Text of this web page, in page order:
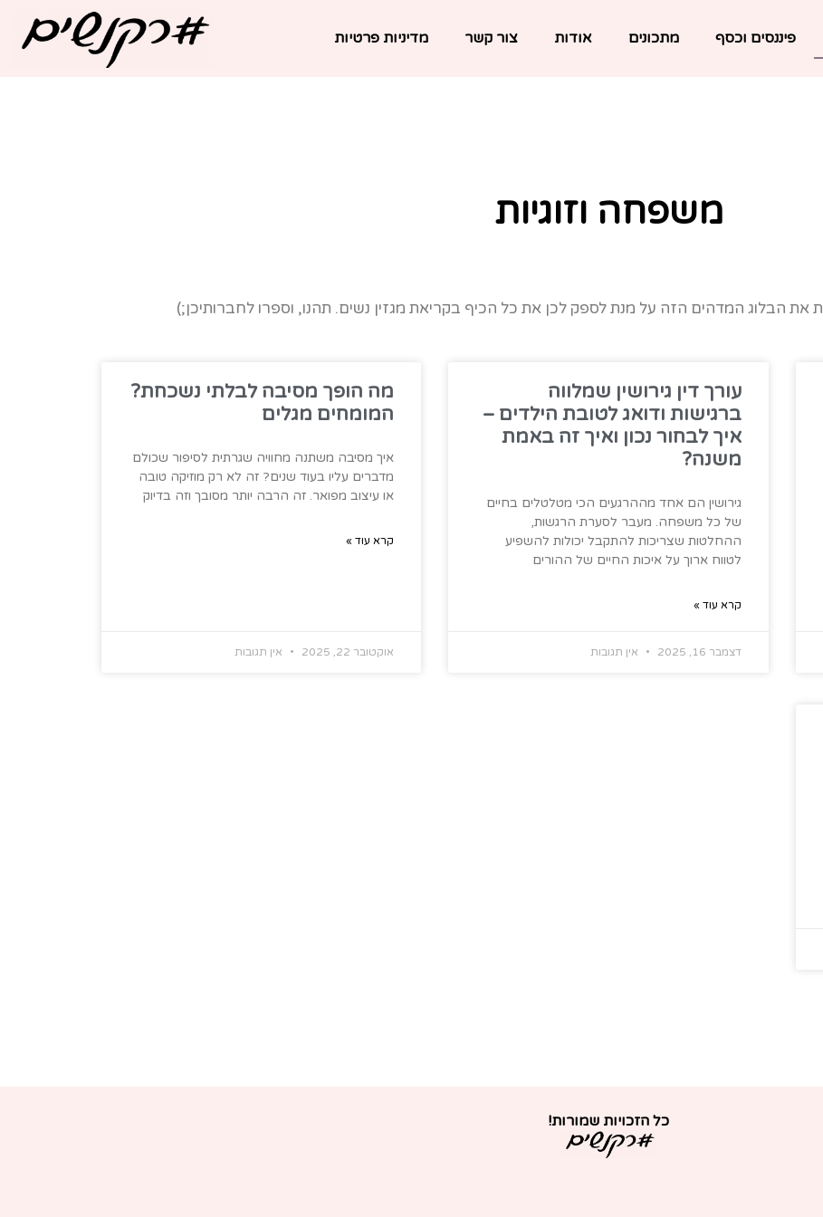
פיננסים וכסף מתכונים אודות צור קשר מדיניות פרטיות
משפחה וזוגיות
את הבלוג המדהים הזה על מנת לספק לכן את כל הכיף בקריאת מגזין נשים. תהנו, וספרו לחברותיכן;)
עורך דין גירושין שמלווה
ברגישות ודואג לטובת הילדים –
איך לבחור נכון ואיך זה באמת
משנה?
גירושין הם אחד מההרגעים הכי מטלטלים בחיים
של כל משפחה. מעבר לסערת הרגשות,
ההחלטות שצריכות להתקבל יכולות להשפיע
לטווח ארוך על איכות החיים של ההורים
קרא עוד »
דצמבר 16, 2025 אין תגובות
מה הופך מסיבה לבלתי נשכחת?
המומחים מגלים
איך מסיבה משתנה מחוויה שגרתית לסיפור שכולם
מדברים עליו בעוד שנים? זה לא רק מוזיקה טובה
או עיצוב מפואר. זה הרבה יותר מסובך וזה בדיוק
קרא עוד »
אוקטובר 22, 2025 אין תגובות
כל הזכויות שמורות!